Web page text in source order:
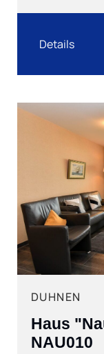
Details
DUHNEN
Haus
NAU010